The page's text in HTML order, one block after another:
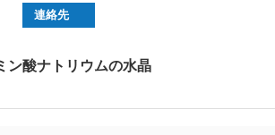
連絡先
ン酸ナトリウムの水晶